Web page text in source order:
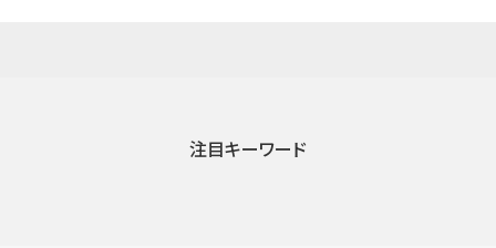
注目キーワード